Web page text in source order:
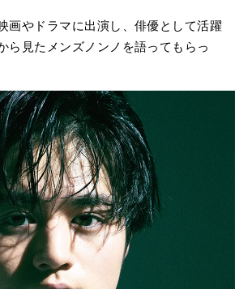
画やドラマに出演し、俳優として活躍
ら見たメンズノンノを語ってもらっ